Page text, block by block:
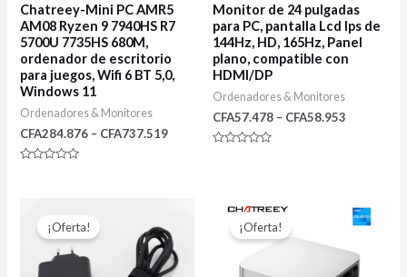
Chatreey-Mini PC AMR5
AM08 Ryzen 9 7940HS R7
5700U 7735HS 680M,
ordenador de escritorio
para juegos, Wifi 6 BT 5,0,
Windows 11
Ordenadores & Monitores
CFA284.876 – CFA737.519
Monitor de 24 pulgadas
para PC, pantalla Lcd Ips de
144Hz, HD, 165Hz, Panel
plano, compatible con
HDMI/DP
Ordenadores & Monitores
CFA57.478 – CFA58.953
¡Oferta! ¡Oferta!